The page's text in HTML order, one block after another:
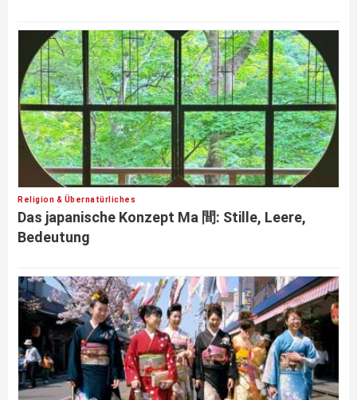
Religion & Übernatürliches
Das japanische Konzept Ma 間: Stille, Leere,
Bedeutung